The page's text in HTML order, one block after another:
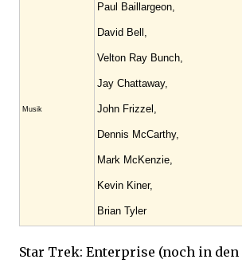
Musik
Paul Baillargeon,
David Bell,
Velton Ray Bunch,
Jay Chattaway,
John Frizzel,
Dennis McCarthy,
Mark McKenzie,
Kevin Kiner,
Brian Tyler
Star Trek: Enterprise (noch in